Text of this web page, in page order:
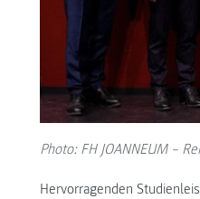
Photo: FH JOANNEUM –
Hervorragenden